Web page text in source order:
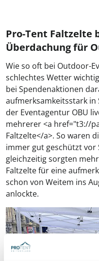
Pro-Tent Faltzelte
Überdachung für
Wie so oft bei Outdoor-
schlechtes Wetter
bei Spendenaktionen
aufmerksamkeitsstark in
der Eventagentur OBU
mehrerer <a href="t3://
Faltzelte</a>. So waren
immer gut geschützt vor
gleichzeitig sorgten
Faltzelte für eine
schon von Weitem ins
anlockte.